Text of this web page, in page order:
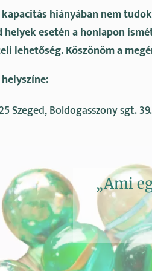
kapacitás hiányában nem
helyek esetén a honlapon
lehetőség. Köszönöm a
Szeged, Boldogasszony sgt.
„Ami